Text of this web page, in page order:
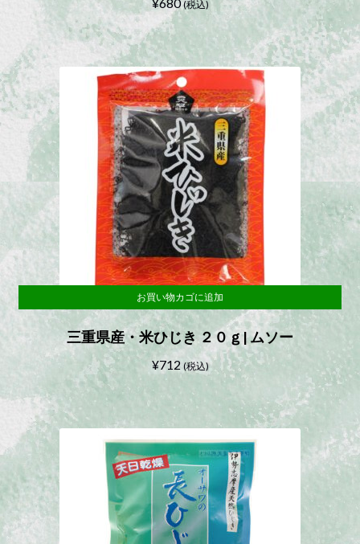
¥680 (税込)
三重県産・米ひじき ２０ｇ| ムソー
¥712 (税込)
お買い物カゴに追加